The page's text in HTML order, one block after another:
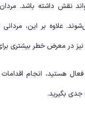
نقش داشته باشد. مردان
علاوه بر این،
در معرض خطر بیشتری برای
هستید، انجام
جدی بگیرید.